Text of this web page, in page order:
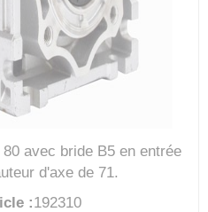
avec bride B5 en entrée
d'axe de 71.
:192310